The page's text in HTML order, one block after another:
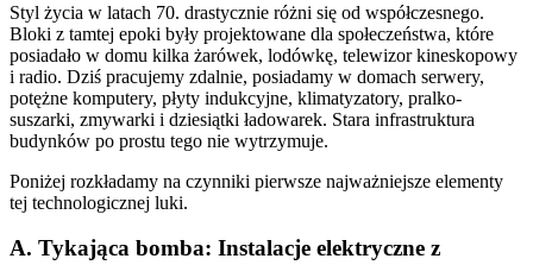
Styl życia w latach 70. drastycznie różni się od współczesnego.
Bloki z tamtej epoki były projektowane dla społeczeństwa, które
posiadało w domu kilka żarówek, lodówkę, telewizor kineskopowy
i radio. Dziś pracujemy zdalnie, posiadamy w domach serwery,
potężne komputery, płyty indukcyjne, klimatyzatory, pralko-
suszarki, zmywarki i dziesiątki ładowarek. Stara infrastruktura
budynków po prostu tego nie wytrzymuje.
Poniżej rozkładamy na czynniki pierwsze najważniejsze elementy
tej technologicznej luki.
A. Tykająca bomba: Instalacje elektryczne z